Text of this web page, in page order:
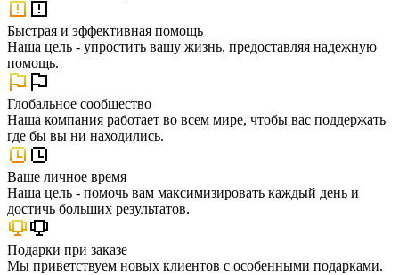
Быстрая и эффективная помощь
Наша цель - упростить вашу жизнь, предоставляя надежную
помощь.
Глобальное сообщество
Наша компания работает во всем мире, чтобы вас поддержать
где бы вы ни находились.
Ваше личное время
Наша цель - помочь вам максимизировать каждый день и
достичь больших результатов.
Подарки при заказе
Мы приветствуем новых клиентов с особенными подарками.